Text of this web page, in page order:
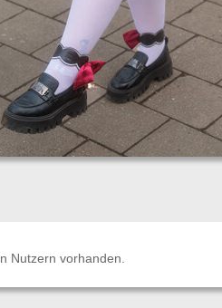
Nutzern vorhanden.